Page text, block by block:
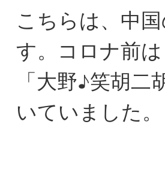
こちらは、中
す。コロナ前
「大野♪笑胡
いていました。